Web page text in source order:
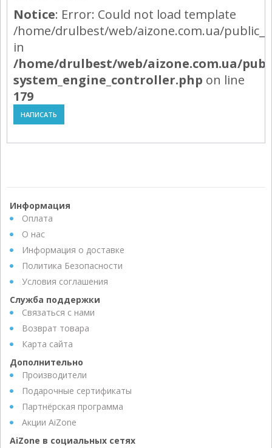
Notice: Error: Could not load template
/home/drulbest/web/aizone.com.ua/
in
/home/drulbest/web/aizone.com.ua/
system_engine_controller.php on line
179
НАПИСАТЬ
Информация
Оплата
О нас
Информация о доставке
Политика Безопасности
Условия соглашения
Служба поддержки
Связаться с нами
Возврат товара
Карта сайта
Дополнительно
Производители
Подарочные сертификаты
Партнёрская программа
Акции AiZone
AiZone в социальных сетях